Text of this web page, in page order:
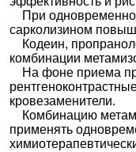
При
сарколизином
Кодеин,
комбинации
На фоне приема
кровезаменители.
Комбинацию
применять